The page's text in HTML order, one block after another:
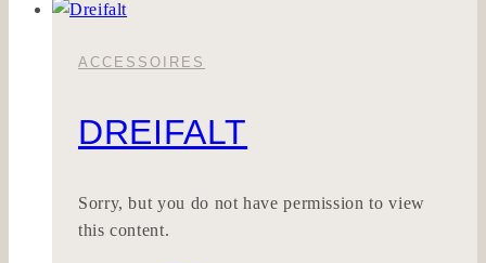
ACCESSOIRES
DREIFALT
Sorry, but you do not have permission to view
this content.